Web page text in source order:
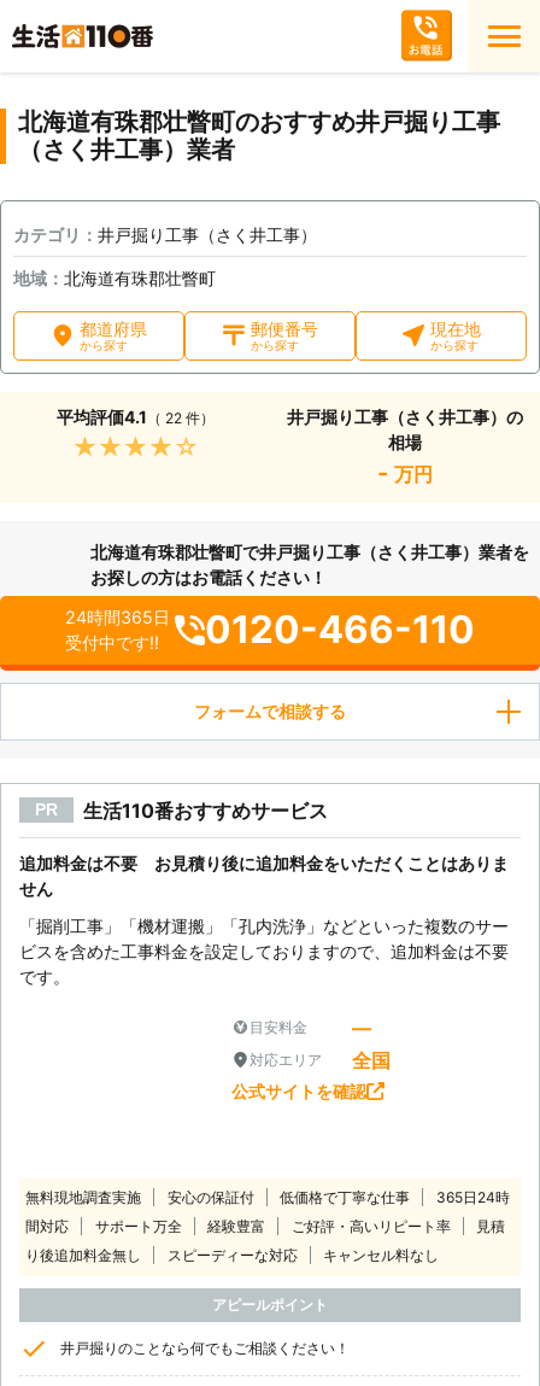
北海道有珠郡壮瞥町のおすすめ井戸掘り工事
（さく井工事）業者
カテゴリ： 井戸掘り工事（さく井工事）
地域： 北海道有珠郡壮瞥町
都道府県
から探す
郵便番号
から探す
現在地
から探す
平均評価4.1 （ 22 件）
★★★★★
井戸掘り工事（さく井工事）の
相場
- 万円
北海道有珠郡壮瞥町で井戸掘り工事（さく井工事）業者を
お探しの方はお電話ください！
24時間365日
受付中です!!
0120-466-110
フォームで相談する
PR 生活110番おすすめサービス
追加料金は不要 お見積り後に追加料金をいただくことはありま
せん
「掘削工事」「機材運搬」「孔内洗浄」などといった複数のサー
ビスを含めた工事料金を設定しておりますので、追加料金は不要
です。
目安料金 ―
対応エリア 全国
公式サイトを確認
無料現地調査実施 安心の保証付 低価格で丁寧な仕事
365日24時
間対応
サポート万全 経験豊富 ご好評・高いリピート率
見積
り後追加料金無し
スピーディーな対応 キャンセル料なし
アピールポイント
井戸掘りのことなら何でもご相談ください！